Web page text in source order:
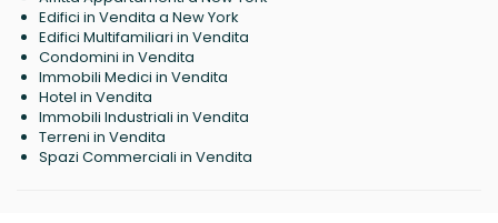
Edifici in Vendita a New York
Edifici Multifamiliari in Vendita
Condomini in Vendita
Immobili Medici in Vendita
Hotel in Vendita
Immobili Industriali in Vendita
Terreni in Vendita
Spazi Commerciali in Vendita